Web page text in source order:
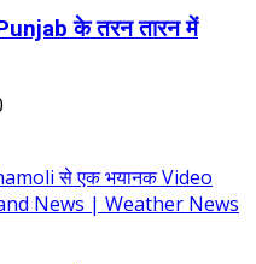
के तरन तारन में